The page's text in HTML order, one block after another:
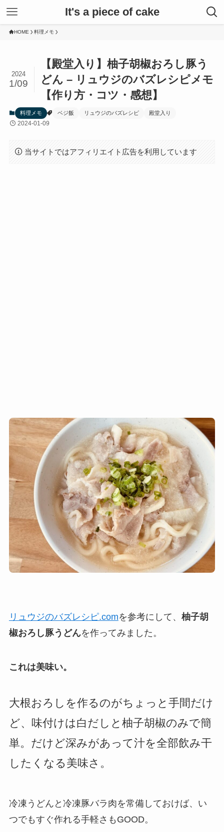
It's a piece of cake
HOME 料理メモ
【殿堂入り】柚子胡椒おろし豚う
どん – リュウジのバズレシピメモ
【作り方・コツ・感想】
2024
1/09
料理メモ ベジ飯 リュウジのバズレシピ 殿堂入り
2024-01-09
当サイトではアフィリエイト広告を利用しています
リュウジのバズレシピ.comを参考にして、 柚子胡
椒おろし豚うどんを作ってみました。
これは美味い。
大根おろしを作るのがちょっと手間だけ
ど、味付けは白だしと柚子胡椒のみで簡
単。だけど深みがあって汁を全部飲み干
したくなる美味さ。
冷凍うどんと冷凍豚バラ肉を常備しておけば、い
つでもすぐ作れる手軽さもGOOD。